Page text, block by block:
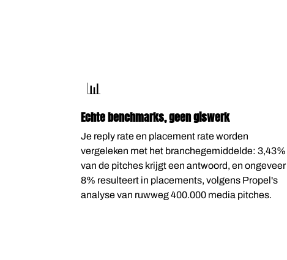
📊
Echte benchmarks, geen giswerk
Je reply rate en placement rate worden
vergeleken met het branchegemiddelde: 3,43%
van de pitches krijgt een antwoord, en ongeveer
8% resulteert in placements, volgens Propel's
analyse van ruwweg 400.000 media pitches.